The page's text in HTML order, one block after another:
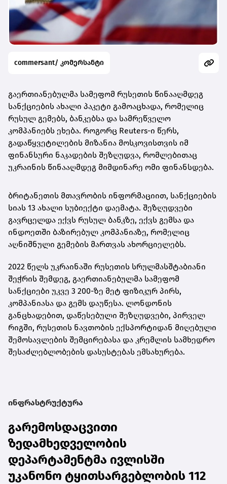
commersant/ კომერსანტი
გაერთიანებულმა სამეფომ რუსეთის წინააღმდეგ
სანქციების ახალი პაკეტი გამოაცხადა, რომელიც
რუსულ გემებს, ბანკებსა და სამრეწველო
კომპანიებს ეხება. როგორც Reuters-ი წერს,
გადაწყვეტილების მიზანია მოსკოვისთვის იმ
ფინანსური ნაკადების შეზღუდვა, რომლებითაც
უკრაინის წინააღმდეგ მიმდინარე ომი ფინანსდება.
ბრიტანეთის მთავრობის ინფორმაციით, სანქციების
სიას 13 ახალი სუბიექტი დაემატა. შეზღუდვები
გავრცელდა ექვს რუსულ ბანკზე, ექვს გემსა და
ინდოეთში ბაზირებულ კომპანიაზე, რომელიც
აღნიშნული გემების მართვას ახორციელებს.
2022 წელს უკრაინაში რუსეთის სრულმასშტაბიანი
შეჭრის შემდეგ, გაერთიანებულმა სამეფომ
სანქციები უკვე 3 200-ზე მეტ ფიზიკურ პირს,
კომპანიასა და გემს დაუწესა. ლონდონის
განცხადებით, დაწესებული შეზღუდვები, პირველ
რიგში, რუსეთის ნავთობის ექსპორტიდან მიღებული
შემოსავლების შემცირებასა და კრემლის სამხედრო
შესაძლებლობების დასუსტებას ემსახურება.
ინფრასტრუქტურა
გარემოსდაცვითი
ზედამხედველობის
დეპარტამენტმა ივლისში
უკანონო ტყითსარგებლობის 112